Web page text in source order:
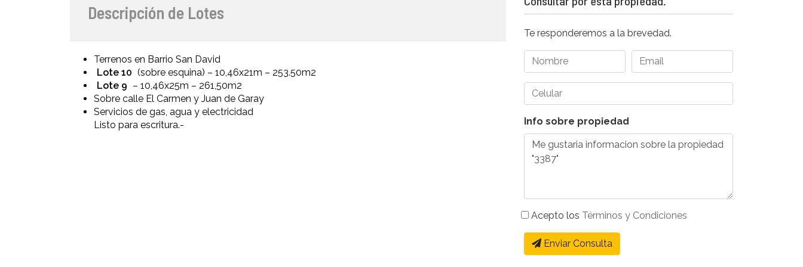
Descripción de Lotes
Terrenos en Barrio San David
Lote 10 (sobre esquina) – 10,46x21m – 253.50m2
Lote 9 – 10,46x25m – 261,50m2
Sobre calle El Carmen y Juan de Garay
Servicios de gas, agua y electricidad
Listo para escritura.-
Te responderemos a la brevedad.
Info sobre propiedad
Acepto los Términos y Condiciones
Enviar Consulta